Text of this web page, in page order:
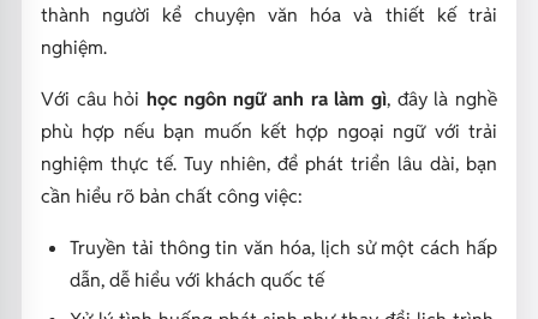
thành người kể chuyện văn hóa và thiết kế trải
nghiệm.
Với câu hỏi học ngôn ngữ anh ra làm gì, đây là nghề
phù hợp nếu bạn muốn kết hợp ngoại ngữ với trải
nghiệm thực tế. Tuy nhiên, để phát triển lâu dài, bạn
cần hiểu rõ bản chất công việc:
Truyền tải thông tin văn hóa, lịch sử một cách hấp
dẫn, dễ hiểu với khách quốc tế